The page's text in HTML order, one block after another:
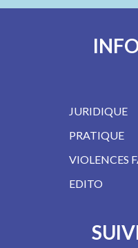
JURIDIQUE
PRATIQUE
VIOLENCES
EDITO